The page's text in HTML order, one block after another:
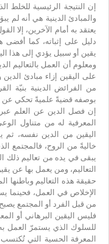
إن النتيجة الرئيسية للخلط
والمبادئ الدينية هي أنه لم
يعتقد به أمام الآخرين، إلا
دليل على إثباته، كما أفضى
يقين أو سبيل يؤدي إلى هذا
ومعلوم أن العمل بالتعاليم
على اليقين إزاء مبادئ
من الفرائض الدينية بنيّة
بوصفه قضيةً علميةً تحكي عن
إن فصل الدين عن العلم عبر
المعرفية له من متناول
اليقين من الدين نفسه، ثم
خاليةً من الروح، فالمجتمع
يبقى في يده من تعاليم ذلك
التعاليم، ومن يعمل بها عن
حقيقة هذه التعاليم وباطنها
الإخلاص في العمل، فحينما
من قبل الفرد أو المجتمع
فليس اليقين البرهاني أو
للسلوك الذي يستمرّ العمل
المعرفة الحسية التي